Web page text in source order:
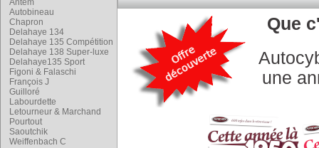
Antem
Autobineau
Chapron
Delahaye 134
Delahaye 135 Compétition
Delahaye 138 Super-luxe
Delahaye135 Sport
Figoni & Falaschi
François J
Guilloré
Labourdette
Letourneur & Marchand
Pourtout
Saoutchik
Weiffenbach C
même dérivé du modèle
et allongé de neuf
longerons Bloctube'
complété par des roues
Delahaye expose la 135
Km/h. La Delahaye 135
français des voitures
1950, parée avec
Labourdette,
Saoutchik,Antem,
Que
une